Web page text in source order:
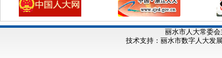
丽水市人大常委会
技术支持：丽水市数字人大发